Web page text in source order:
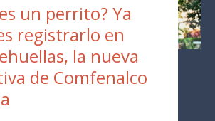
un perrito? Ya
registrarlo en
la nueva
de Comfenalco